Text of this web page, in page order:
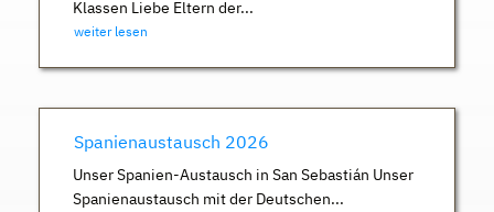
Klassen Liebe Eltern der...
weiter lesen
Spanienaustausch 2026
Unser Spanien-Austausch in San Sebastián Unser
Spanienaustausch mit der Deutschen...